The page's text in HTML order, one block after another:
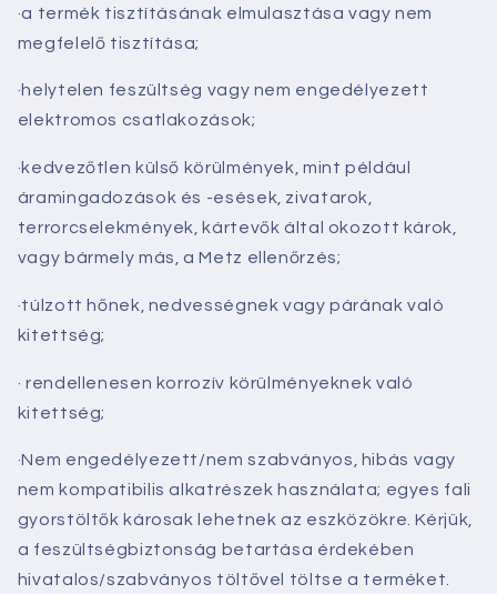
·a termék tisztításának elmulasztása vagy nem
megfelelő tisztítása;
·helytelen feszültség vagy nem engedélyezett
elektromos csatlakozások;
·kedvezőtlen külső körülmények, mint például
áramingadozások és -esések, zivatarok,
terrorcselekmények, kártevők által okozott károk,
vagy bármely más, aMetz ellenőrzés;
·túlzott hőnek, nedvességnek vagy párának való
kitettség;
· rendellenesen korrozív körülményeknek való
kitettség;
·Nem engedélyezett/nem szabványos, hibás vagy
nem kompatibilis alkatrészek használata; egyes fali
gyorstöltők károsak lehetnek az eszközökre. Kérjük,
a feszültségbiztonság betartása érdekében
hivatalos/szabványos töltővel töltse a terméket.